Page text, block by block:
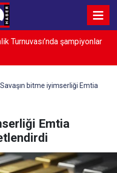
İlkay Çiçek görevden
Savaşın bitme iyimserliği Emtia
Emtia